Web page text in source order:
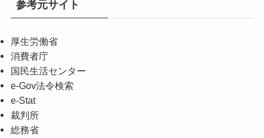
参考元サイト
厚生労働省
消費者庁
国民生活センター
e-Gov法令検索
e-Stat
裁判所
総務省